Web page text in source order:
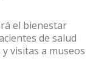
el bienestar
de salud
visitas a museos